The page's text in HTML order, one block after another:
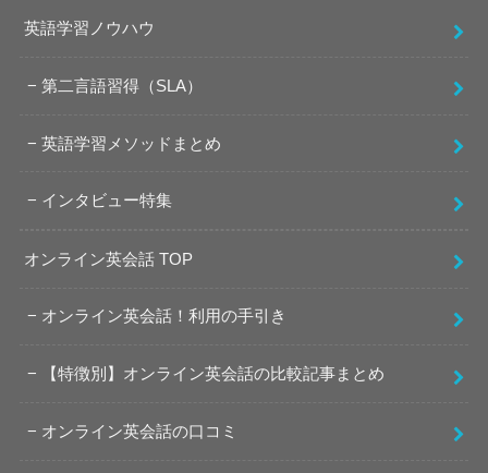
英語学習ノウハウ
第二言語習得（SLA）
英語学習メソッドまとめ
インタビュー特集
オンライン英会話 TOP
オンライン英会話！利用の手引き
【特徴別】オンライン英会話の比較記事まとめ
オンライン英会話の口コミ